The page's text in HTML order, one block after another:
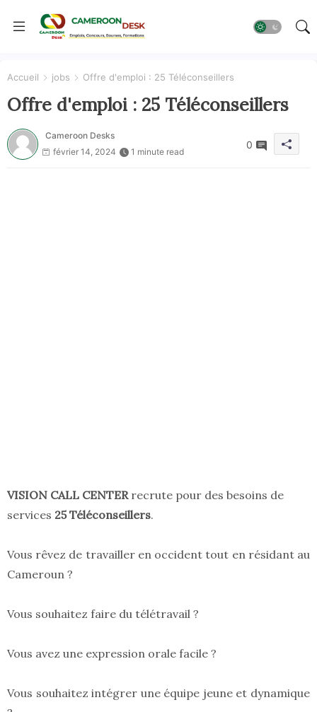
Accueil jobs Offre d'emploi : 25 Téléconseillers
Offre d'emploi : 25 Téléconseillers
Cameroon Desks
février 14, 2024
1 minute read
0
VISION CALL CENTERrecrute pour des besoins de
services 25 Téléconseillers.
Vous rêvez de travailler en occident tout en résidant au
Cameroun ?
Vous souhaitez faire du télétravail ?
Vous avez une expression orale facile ?
Vous souhaitez intégrer une équipe jeune et dynamique